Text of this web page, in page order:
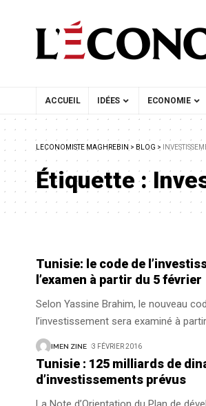
ACCUEIL IDÉES ECONOMIE
LECONOMISTE MAGHREBIN > BLOG >
Étiquette :
Tunisie: le code de
l’examen à partir du 5 février
Selon Yassine Brahim, le nouveau
l’investissement sera examiné à partir
IMEN ZINE 3 FÉVRIER 2016
Tunisie : 125 milliards de
d’investissements prévus